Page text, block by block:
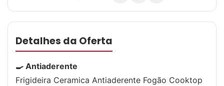
Detalhes da Oferta
🍳 Antiaderente
Frigideira Ceramica Antiaderente Fogão Cooktop